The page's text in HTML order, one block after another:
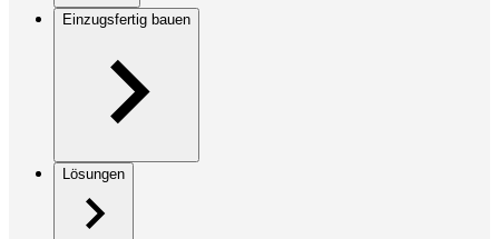
Einzugsfertig bauen
Lösungen